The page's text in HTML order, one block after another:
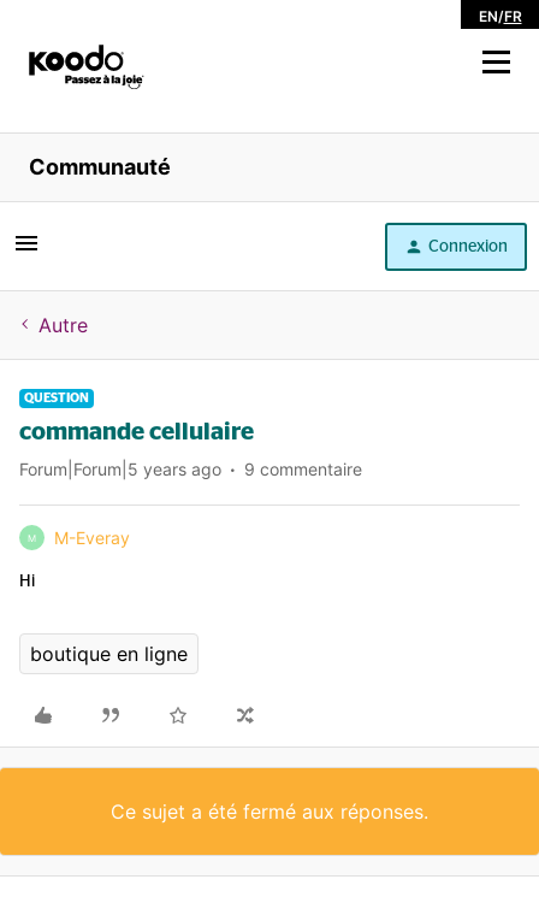
EN/FR
Magasiner
Libre service
Aide
Communauté
Connexion
Autre
QUESTION
commande cellulaire
Forum|Forum|5 years ago 9 commentaire
M M-Everay
Hi
boutique en ligne
Ce sujet a été fermé aux réponses.